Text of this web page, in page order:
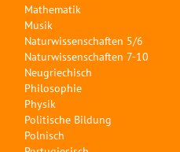
Mathematik
Musik
Naturwissenschaften 5/6
Naturwissenschaften 7-10
Neugriechisch
Philosophie
Physik
Politische Bildung
Polnisch